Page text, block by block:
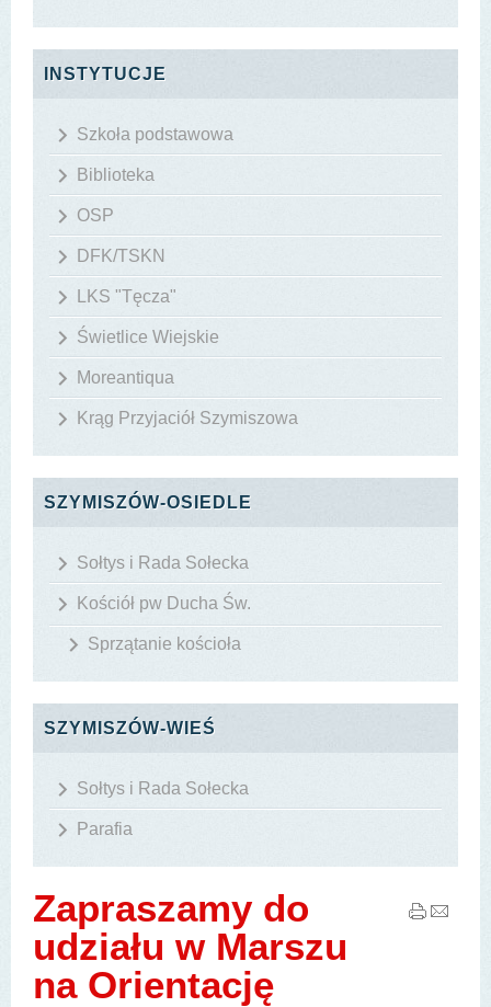
INSTYTUCJE
Szkoła podstawowa
Biblioteka
OSP
DFK/TSKN
LKS "Tęcza"
Świetlice Wiejskie
Moreantiqua
Krąg Przyjaciół Szymiszowa
SZYMISZÓW-OSIEDLE
Sołtys i Rada Sołecka
Kościół pw Ducha Św.
Sprzątanie kościoła
SZYMISZÓW-WIEŚ
Sołtys i Rada Sołecka
Parafia
Zapraszamy do
udziału w Marszu
na Orientację